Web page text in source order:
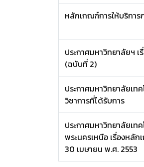
หลักเกณฑ์การให้บริกา
ประกาศมหาวิทยาลัยฯ
(ฉบับที่ 2)
ประกาศมหาวิทยาลัยเท
วิชาการที่ได้รับการ
ประกาศมหาวิทยาลัยเท
พระนครเหนือ เรื่องหลัก
30 เมษายน พ.ศ. 2553